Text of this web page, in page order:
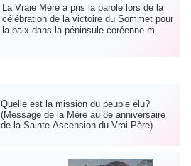
La Vraie Mère a pris la parole lors de la
célébration de la victoire du Sommet pour
la paix dans la péninsule coréenne m...
Quelle est la mission du peuple élu?
(Message de la Mère au 8e anniversaire
de la Sainte Ascension du Vrai Père)